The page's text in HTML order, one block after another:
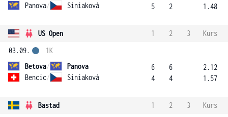
Panova/ Siniaková
5
2
1.48
US Open 1 2 3
Kurs
03.09.
Betova/
Panova
Bencic/ Siniaková
1K
6
4
6
4
2.12
1.57
Bastad 1 2 3
Kurs